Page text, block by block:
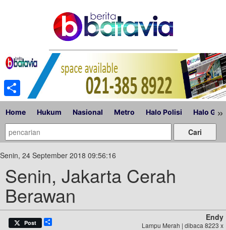
Home Hukum Nasional Metro Halo Polisi Halo »
Senin, 24 September 2018 09:56:16
Senin, Jakarta Cerah
Berawan
Post
Endy
Lampu Merah | dibaca 8223 x
Share